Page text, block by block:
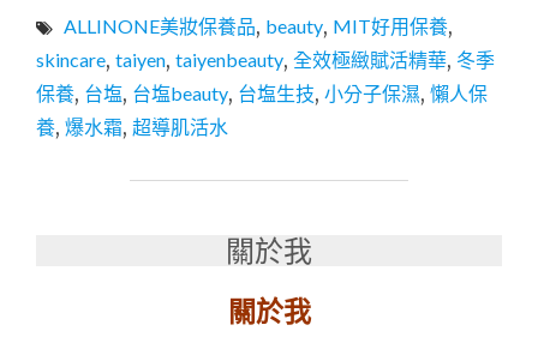
保
養
好
養
ALLINONE美妝保養品, beauty, MIT好用保養,
skincare, taiyen, taiyenbeauty, 全效極緻賦活精華, 冬季
保養, 台塩, 台塩beauty, 台塩生技, 小分子保濕, 懶人保
養, 爆水霜, 超導肌活水
關於我
關於我